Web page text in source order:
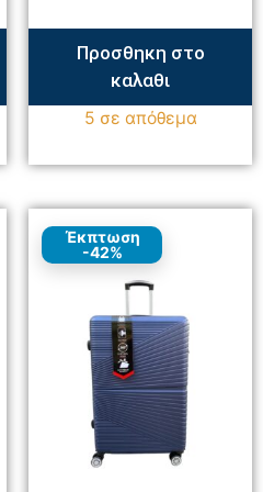
Προσθηκη στο
καλαθι
5 σε απόθεμα
Έκπτωση
-42%